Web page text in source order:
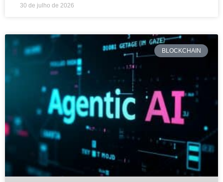
30 de julho de 2026
BLOCKCHAIN